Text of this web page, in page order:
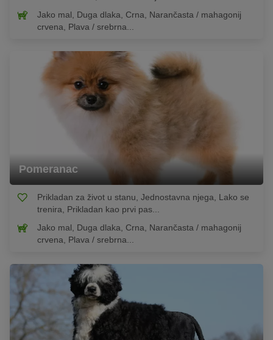
Jako mal, Duga dlaka, Crna, Narančasta / mahagonij
crvena, Plava / srebrna...
Pomeranac
Prikladan za život u stanu, Jednostavna njega, Lako se
trenira, Prikladan kao prvi pas...
Jako mal, Duga dlaka, Crna, Narančasta / mahagonij
crvena, Plava / srebrna...